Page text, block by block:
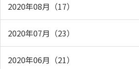
2020年08月（17）
2020年07月（23）
2020年06月（21）